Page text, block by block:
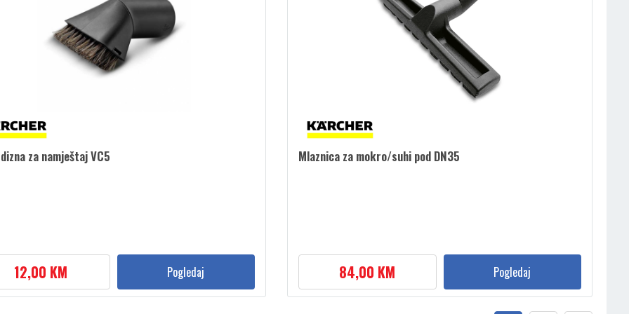
za namještaj VC5
12,00 KM Pogledaj
Mlaznica za mokro/suhi pod DN35
84,00 KM Pogledaj